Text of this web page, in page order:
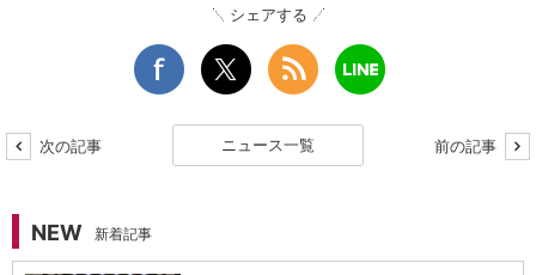
シェアする
次の記事 ニュース一覧 前の記事
NEW 新着記事